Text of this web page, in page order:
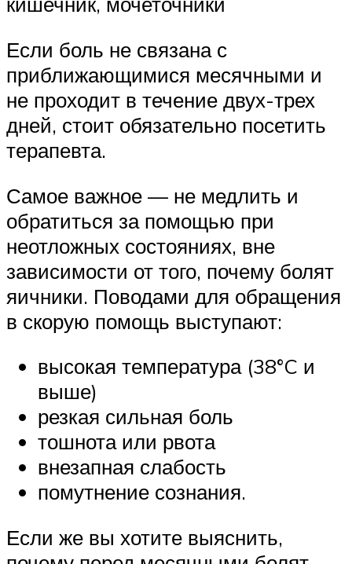
Если боль не связана с
приближающимися месячными и
не проходит в течение двух-трех
дней, стоит обязательно посетить
терапевта.
Самое важное — не медлить и
обратиться за помощью при
неотложных состояниях, вне
зависимости от того, почему болят
яичники. Поводами для обращения
в скорую помощь выступают:
высокая температура (38°C и
выше)
резкая сильная боль
тошнота или рвота
внезапная слабость
помутнение сознания.
Если же вы хотите выяснить,